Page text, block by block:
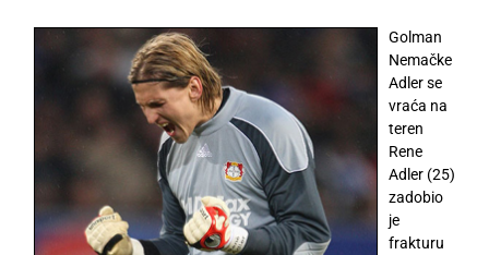
Golman
Nemačke
Adler se
vraća na
teren
Rene
Adler (25)
zadobio
je
frakturu